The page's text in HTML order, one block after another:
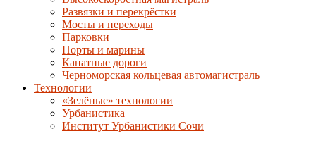
Развязки и перекрёстки
Мосты и переходы
Парковки
Порты и марины
Канатные дороги
Черноморская кольцевая автомагистраль
Технологии
«Зелёные» технологии
Урбанистика
Институт Урбанистики Сочи